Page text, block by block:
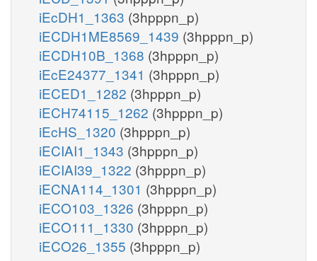
iEcDH1_1363 (3hpppn_p)
iECDH1ME8569_1439 (3hpppn_p)
iECDH10B_1368 (3hpppn_p)
iEcE24377_1341 (3hpppn_p)
iECED1_1282 (3hpppn_p)
iECH74115_1262 (3hpppn_p)
iEcHS_1320 (3hpppn_p)
iECIAI1_1343 (3hpppn_p)
iECIAI39_1322 (3hpppn_p)
iECNA114_1301 (3hpppn_p)
iECO103_1326 (3hpppn_p)
iECO111_1330 (3hpppn_p)
iECO26_1355 (3hpppn_p)